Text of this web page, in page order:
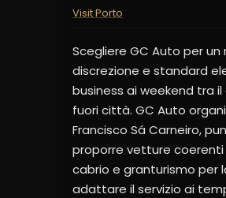
Visit Porto
Scegliere GC Auto per
discrezione e standard
business ai weekend tra
fuori città. GC Auto
Francisco Sá Carneiro,
proporre vetture coerenti
cabrio e granturismo per
adattare il servizio ai